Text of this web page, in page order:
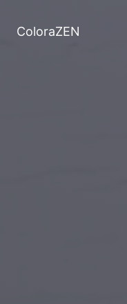
ColoraZEN